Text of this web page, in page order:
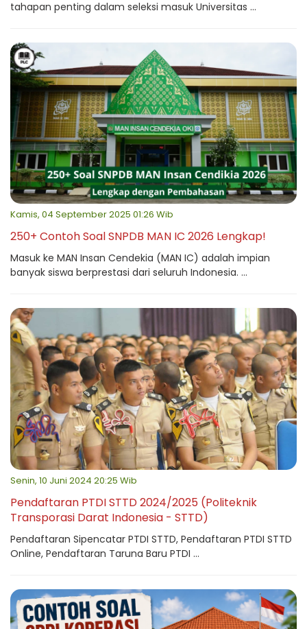
tahapan penting dalam seleksi masuk Universitas ...
Kamis, 04 September 2025 01:26 Wib
250+ Contoh Soal SNPDB MAN IC 2026 Lengkap!
Masuk ke MAN Insan Cendekia (MAN IC) adalah impian
banyak siswa berprestasi dari seluruh Indonesia. ...
Senin, 10 Juni 2024 20:25 Wib
Pendaftaran PTDI STTD 2024/2025 (Politeknik
Transporasi Darat Indonesia - STTD)
Pendaftaran Sipencatar PTDI STTD, Pendaftaran PTDI STTD
Online, Pendaftaran Taruna Baru PTDI ...